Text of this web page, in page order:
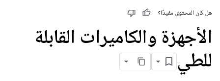
هل كان المحتوى مفيدًا؟
الأجهزة والكاميرات القابلة
للطي